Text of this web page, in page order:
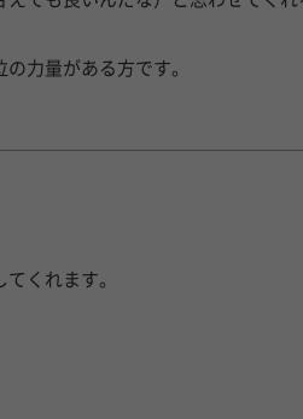
力量がある方です。
くれます。